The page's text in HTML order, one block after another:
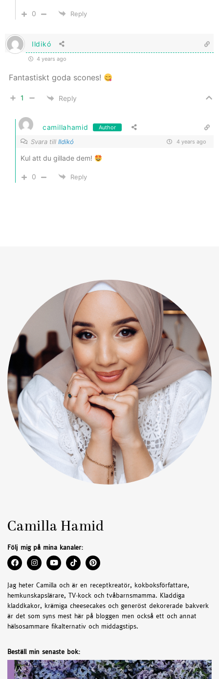
0 Reply
Ildikó
4 years ago
Fantastiskt goda scones!
1 Reply
camillahamid Author
Svara till Ildikó 4 years ago
Kul att du gillade dem!
0 Reply
Camilla Hamid
Följ mig på mina kanaler:
Jag heter Camilla och är en receptkreatör, kokboksförfattare,
hemkunskapslärare, TV-kock och tvåbarnsmamma. Kladdiga
kladdkakor, krämiga cheesecakes och generöst dekorerade bakverk
är det som syns mest här på bloggen men också ett och annat
hälsosammare fikalternativ och middagstips.
Beställ min senaste bok: